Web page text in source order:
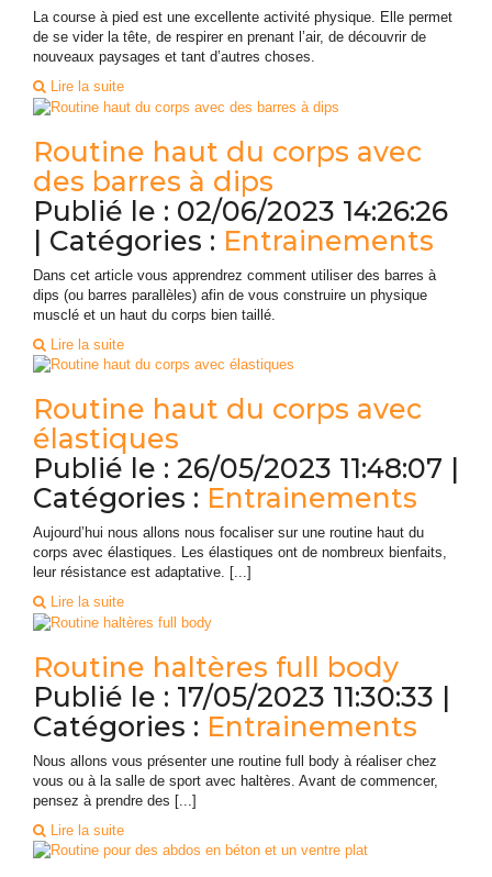
La course à pied est une excellente activité physique. Elle permet
de se vider la tête, de respirer en prenant l’air, de découvrir de
nouveaux paysages et tant d’autres choses.
Lire la suite
Routine haut du corps avec
des barres à dips
Publié le : 02/06/2023 14:26:26
| Catégories : Entrainements
Dans cet article vous apprendrez comment utiliser des barres à
dips (ou barres parallèles) afin de vous construire un physique
musclé et un haut du corps bien taillé.
Lire la suite
Routine haut du corps avec
élastiques
Publié le : 26/05/2023 11:48:07 |
Catégories : Entrainements
Aujourd’hui nous allons nous focaliser sur une routine haut du
corps avec élastiques. Les élastiques ont de nombreux bienfaits,
leur résistance est adaptative. [...]
Lire la suite
Routine haltères full body
Publié le : 17/05/2023 11:30:33 |
Catégories : Entrainements
Nous allons vous présenter une routine full body à réaliser chez
vous ou à la salle de sport avec haltères. Avant de commencer,
pensez à prendre des [...]
Lire la suite